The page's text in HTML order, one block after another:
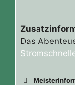
Das